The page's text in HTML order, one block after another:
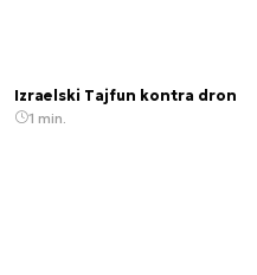
Izraelski Tajfun kontra dron
1 min.